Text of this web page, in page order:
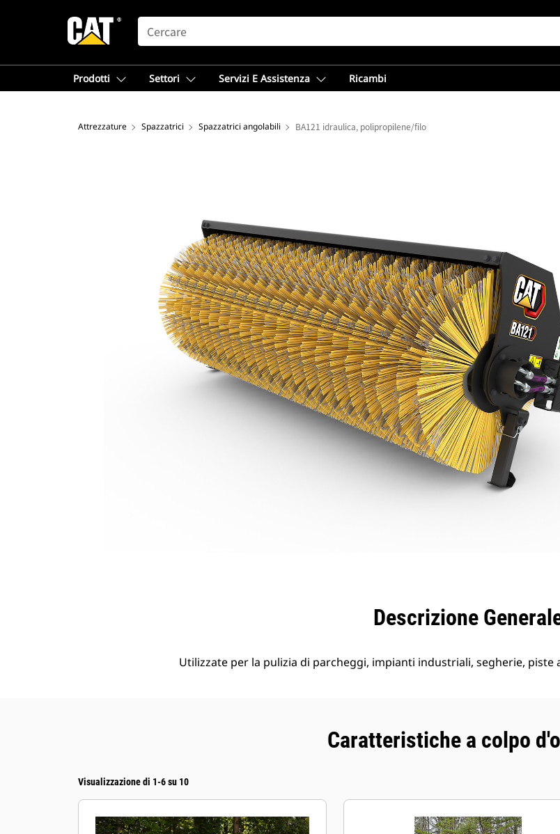
SEARCH
Prodotti Settori Servizi E Assistenza Ricambi
Attrezzature Spazzatrici Spazzatrici angolabili BA121 idraulica, polipropilene/filo
Descrizione
Utilizzate per la pulizia di parcheggi, impianti industriali, segherie, piste
Caratteristiche a colpo
Visualizzazione di 1-6 su 10